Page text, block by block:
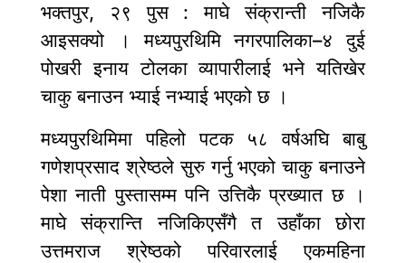
भक्तपुर, २९ पुस : माघे संक्रान्ती नजिकै
आइसक्यो । मध्यपुरथिमि नगरपालिका–४ दुई
पोखरी इनाय टोलका व्यापारीलाई भने यतिखेर
चाकु बनाउन भ्याई नभ्याई भएको छ ।
मध्यपुरथिमिमा पहिलो पटक ५८ वर्षअघि बाबु
गणेशप्रसाद श्रेष्ठले सुरु गर्नु भएको चाकु बनाउने
पेशा नाती पुस्तासम्म पनि उत्तिकै प्रख्यात छ ।
माघे संक्रान्ति नजिकिएसँगै त उहाँका छोरा
उत्तमराज श्रेष्ठको परिवारलाई एकमहिना